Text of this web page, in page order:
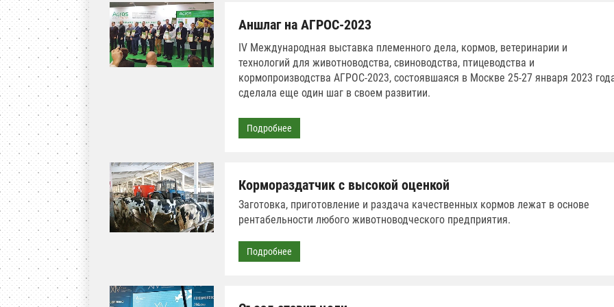
Аншлаг на АГРОС-2023
IV Международная выставка племенного дела, кормов, ветеринарии и
технологий для животноводства, свиноводства, птицеводства и
кормопроизводства АГРОС-2023, состоявшаяся в Москве 25-27 января 2023
сделала еще один шаг в своем развитии.
Подробнее
Кормораздатчик с высокой оценкой
Заготовка, приготовление и раздача качественных кормов лежат в основе
рентабельности любого животноводческого предприятия.
Подробнее